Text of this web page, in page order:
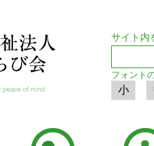
サイト内
フォント
小